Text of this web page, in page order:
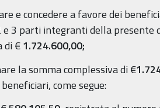
e concedere a favore dei
e 3 parti integranti della presente
di €1.724.600,00;
la somma complessiva di €
come segue: